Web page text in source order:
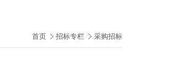
首页 招标专栏 采购招标